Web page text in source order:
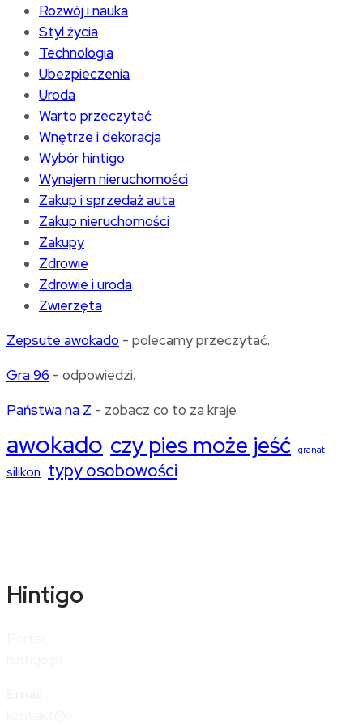
Rozwój i nauka
Styl życia
Technologia
Ubezpieczenia
Uroda
Warto przeczytać
Wnętrze i dekoracja
Wybór hintigo
Wynajem nieruchomości
Zakup i sprzedaż auta
Zakup nieruchomości
Zakupy
Zdrowie
Zdrowie i uroda
Zwierzęta
Zepsute awokado - polecamy przeczytać.
Gra 96 - odpowiedzi.
Państwa na Z - zobacz co to za kraje.
awokado czy pies może jeść granat
silikon typy osobowości
Hintigo